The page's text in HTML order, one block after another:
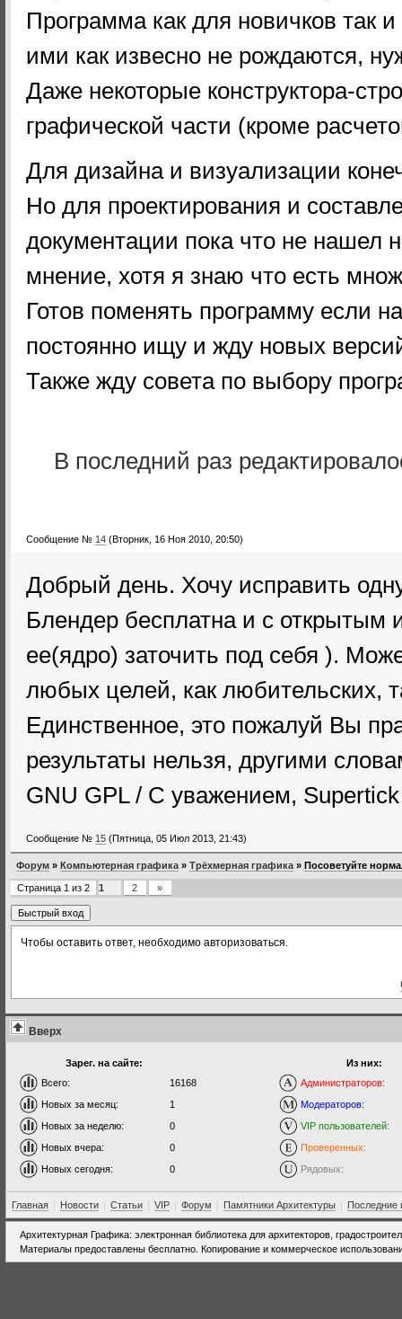
Программа как для новичков так
ими как извесно не рождаются,
Даже некоторые конструктора-
графической части (кроме
Для дизайна и визуализации
Но для проектирования и
документации пока что не нашел
мнение, хотя я знаю что есть
Готов поменять программу если
постоянно ищу и жду новых
Также жду совета по выбору
В последний раз
Сообщение № 14 (Вторник, 16 Ноя 2010, 20:50)
Добрый день. Хочу исправить
Блендер бесплатна и с
ее(ядро) заточить под себя ).
любых целей, как любительских,
Единственное, это пожалуй Вы
результаты нельзя, другими
GNU GPL / С уважением, Supertick
Сообщение № 15 (Пятница, 05 Июл 2013, 21:43)
Форум » Компьютерная графика » Трёхмерная графика » Посоветуйте
Страница 1 из 2 1 2 »
Чтобы оставить ответ, необходимо авторизоваться.
Вверх
Зарег. на сайте:
Всего:
16168
Новых за месяц:
1
Новых за неделю:
0
Новых вчера:
0
Новых сегодня:
0
Из них:
Администраторов:
Модераторов:
VIP пользователей:
Проверенных:
Рядовых:
Главная | Новости | Статьи | VIP | Форум | Памятники Архитектуры | Последние
Архитектурная Графика: электронная библиотека для архитекторов,
Материалы предоставлены бесплатно. Копирование и коммерческое